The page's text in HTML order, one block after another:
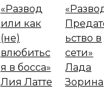
«Развод
или как
(не)
влюбитьс
я в босса»
Лия Латте
ьство в
сети»
Лада
Зорина